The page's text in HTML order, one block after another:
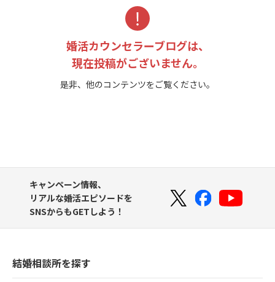
婚活カウンセラーブログは、
現在投稿がございません。
是非、他のコンテンツをご覧ください。
キャンペーン情報、
リアルな婚活エピソードを
SNSからもGETしよう！
結婚相談所を探す